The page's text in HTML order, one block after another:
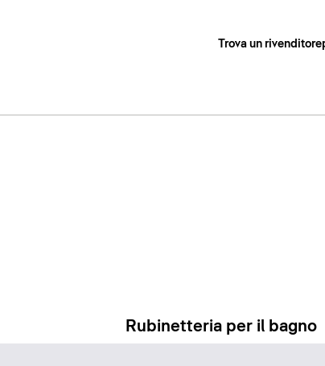
Trova un rivenditore
Rubinetteria per il bagno